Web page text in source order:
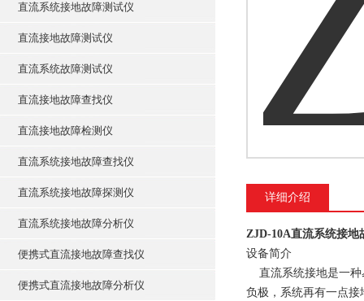
直流系统接地故障测试仪
直流接地故障测试仪
直流系统故障测试仪
直流接地故障查找仪
直流接地故障检测仪
直流系统接地故障查找仪
直流系统接地故障探测仪
直流系统接地故障分析仪
便携式直流接地故障查找仪
便携式直流接地故障分析仪
详细介绍
ZJD-10A直流系统接地
设备简介
直流系统接地是一种
负极，系统再有一点